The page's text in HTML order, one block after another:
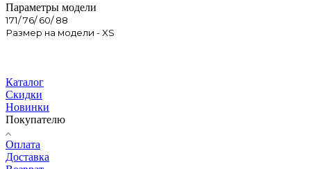
Параметры модели
171/ 76/ 60/ 88
Размер на модели - XS
Каталог
Скидки
Новинки
Покупателю
Оплата
Доставка